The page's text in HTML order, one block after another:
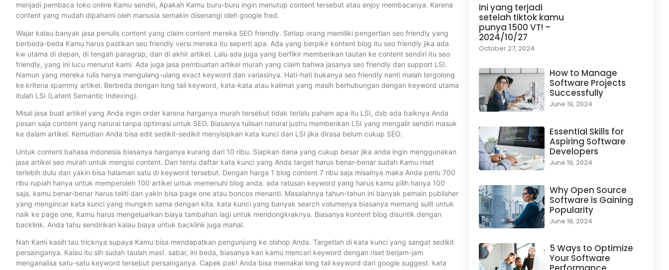
menjadi pembaca toko online Kamu sendiri, Apakah Kamu buru-buru ingin menutup content tersebut atau enjoy membacanya. Karena
content yang mudah dipahami oleh manusia semakin disenangi oleh google fred.
Wajar kalau banyak jasa penulis content yang claim content mereka SEO friendly. Setiap orang memiliki pengertian seo friendly yang
berbeda-beda Kamu harus pastikan seo friendly versi mereka itu seperti apa. Ada yang berpikir kontent blog itu seo friendly jika ada
kw utama di depan, di tengah paragrap, dan di akhir artikel. Lalu ada juga yang berfikir memberikan tautan ke content sendiri itu seo
friendly, yang ini lucu menurut kami. Ada juga jasa pembuatan artikel murah yang claim bahwa jasanya seo friendly dan support LSI.
Namun yang mereka tulis hanya mengulang-ulang exact keyword dan variasinya. Hati-hati bukanya seo friendly nanti malah tergolong
ke kriteria spammy artikel. Berbeda dengan long tail keyword, kata-kata atau kalimat yang masih berhubungan dengan keyword utama
itulah LSI (Latent Semantic Indexing).
Misal jasa buat artikel yang Anda ingin order karena harganya murah tersebut tidak terlalu paham apa itu LSI, dsb ada baiknya Anda
pesan saja content yang natural tanpa optimasi untuk SEO. Biasanya tulisan natural justru memberikan LSI yang mengalir sendiri masuk
ke dalam artikel. Kemudian Anda bisa edit sedikit-sedikit menyisipkan kata kunci dan LSI jika dirasa belum cukup SEO.
Untuk content bahasa indonesia biasanya harganya kurang dari 10 ribu. Siapkan dana yang cukup besar jika anda ingin menggunakan
jasa artikel seo murah untuk mengisi content. Dan tentu daftar kata kunci yang Anda target harus benar-benar sudah Kamu riset
terlebih dulu dan yakin bisa halaman satu di keyword tersebut. Dengan harga 1 blog content 7 ribu saja misalnya maka Anda perlu 700
ribu rupiah hanya untuk memperoleh 100 artikel untuk memenuhi blog anda. ada ratusan keyword yang harus kamu pilih hanya 100
saja, kamu benar-benar harus teliti dan yakin bisa page one atau boncos menanti. Masalahnya tahun-tahun ini banyak pemain publisher
yang mengincar kata kunci yang mungkin sama dengan kita. kata kunci yang banyak search volumenya biasanya memang sulit untuk
naik ke page one, Kamu harus mengeluarkan biaya tambahan lagi untuk mendongkraknya. Biasanya kontent blog disuntik dengan
backlink. Anda tahu sendirikan kalau biaya untuk backlink juga mahal.
Nah Kami kasih tau tricknya supaya Kamu bisa mendapatkan pengunjung ke olshop Anda. Targetlah di kata kunci yang sangat sedikit
persainganya. Kalau itu sih sudah taulah mas!. sabar, ini beda, biasanya kan kamu mencari keyword dengan riset berjam-jam
menganalisa satu-satu keyword tersebut persainganya. Capek pak! Anda bisa memakai long tail keyword dari google suggest. kata
Ini yang terjadi
setelah tiktok kamu
punya 1500 VT! –
2024/10/27
October 27, 2024
How to Manage
Software Projects
Successfully
June 19, 2024
Essential Skills for
Aspiring Software
Developers
June 19, 2024
Why Open Source
Software is Gaining
Popularity
June 19, 2024
5 Ways to Optimize
Your Software